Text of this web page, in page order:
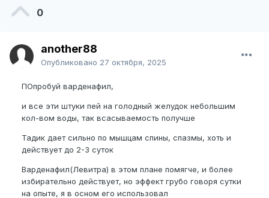
0
another88
Опубликовано 27 октября, 2025
ПОпробуй варденафил,
и все эти штуки пей на голодный желудок небольшим
кол-вом воды, так всасываемость получше
Тадик дает сильно по мышцам спины, спазмы, хоть и
действует до 2-3 суток
Варденафил(Левитра) в этом плане помягче, и более
избирательно действует, но эффект грубо говоря сутки
на опыте, я в осном его использовал